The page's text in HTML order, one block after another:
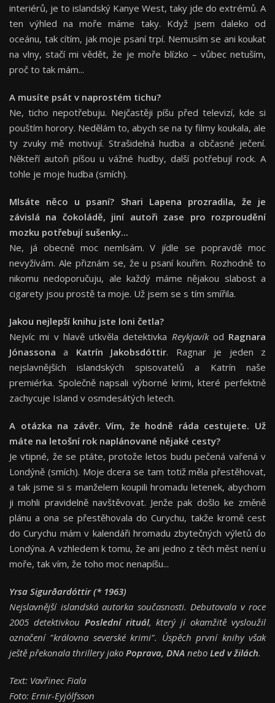
interiérů, je to islandský Kanye West, taky jde do extrémů. A
ten výhled na moře máme taky. Když jsem daleko od
oceánu, tak cítím, jak moje psaní trpí. Nemusím se ani koukat
na vlny, stačí mi vědět, že je moře blízko – vůbec netuším,
proč to tak mám...
A musíte psát v naprostém tichu?
Ne, ticho nepotřebuju. Nejčastěji píšu před televizí, kde si
pouštím horory. Nedělám to, abych se na ty filmy koukala, ale
ty zvuky mě motivují. Strašidelná hudba a občasné ječení.
Někteří autoři píšou u vážné hudby, další potřebují rock. A
tohle je moje hudba (smích).
Mlsáte něco u psaní? Shari Lapena prozradila, že je
závislá na čokoládě, jiní autoři zase pro rozproudění
mozku potřebují sušenky...
Ne, já obecně moc nemlsám. V jídle se popravdě moc
nevyžívám. Ale přiznám se, že u psaní kouřím. Rozhodně to
nikomu nedoporučuju, ale každý máme nějakou slabost a
cigarety jsou prostě ta moje. Už jsem se s tím smířila.
Jakou nejlepší knihu jste loni četla?
Nejvíc mi v hlavě utkvěla detektivka Reykjavík od Ragnara
Jónassona a Katrín Jakobsdóttir. Ragnar je jeden z
nejslavnějších islandských spisovatelů a Katrín naše
premiérka. Společně napsali výborné krimi, které perfektně
zachycuje Island v osmdesátých letech.
A otázka na závěr. Vím, že hodně ráda cestujete. Už
máte na letošní rok naplánované nějaké cesty?
Je vtipné, že se ptáte, protože letos budu pečená vařená v
Londýně (smích). Moje dcera se tam totiž měla přestěhovat,
a tak jsme si s manželem koupili hromadu letenek, abychom
ji mohli pravidelně navštěvovat. Jenže pak došlo ke změně
plánu a ona se přestěhovala do Curychu, takže kromě cest
do Curychu mám v kalendáři hromadu zbytečných výletů do
Londýna. A vzhledem k tomu, že ani jedno z těch měst není u
moře, tak vím, že toho moc nenapíšu...
Yrsa Sigurðardóttir (* 1963)
Nejslavnější islandská autorka současnosti. Debutovala v roce
2005 detektivkou Poslední rituál, který jí okamžitě vysloužil
označení "královna severské krimi". Úspěch první knihy však
ještě překonala thrillery jako Poprava, DNA nebo Led v žilách.
Text: Vavřinec Fiala
Foto: Ernir-Eyjólfsson